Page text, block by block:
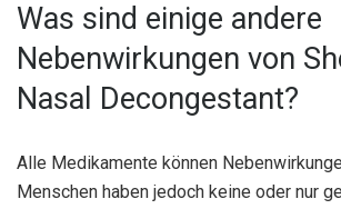
Was sind einige andere
Nebenwirkungen von
Nasal Decongestant?
Alle Medikamente können
Menschen haben jedoch keine oder nur